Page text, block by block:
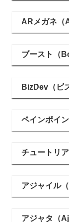
ARメガネ（
ブースト（
BizDev（ビ
ペインポイ
チュートリ
アジャイル（
アジャタ（